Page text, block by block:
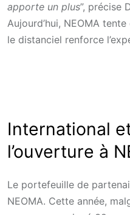
apporte un plus”, précise
Aujourd’hui, NEOMA
le distanciel renforce
International
l’ouverture à
Le portefeuille de
NEOMA. Cette année,